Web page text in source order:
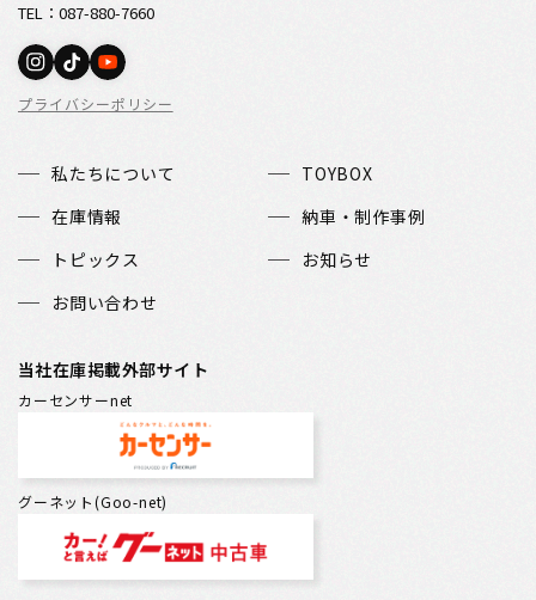
TEL：087-880-7660
プライバシーポリシー
私たちについて
TOYBOX
在庫情報
納車・制作事例
トピックス
お知らせ
お問い合わせ
当社在庫掲載外部サイト
カーセンサーnet
グーネット(Goo-net)